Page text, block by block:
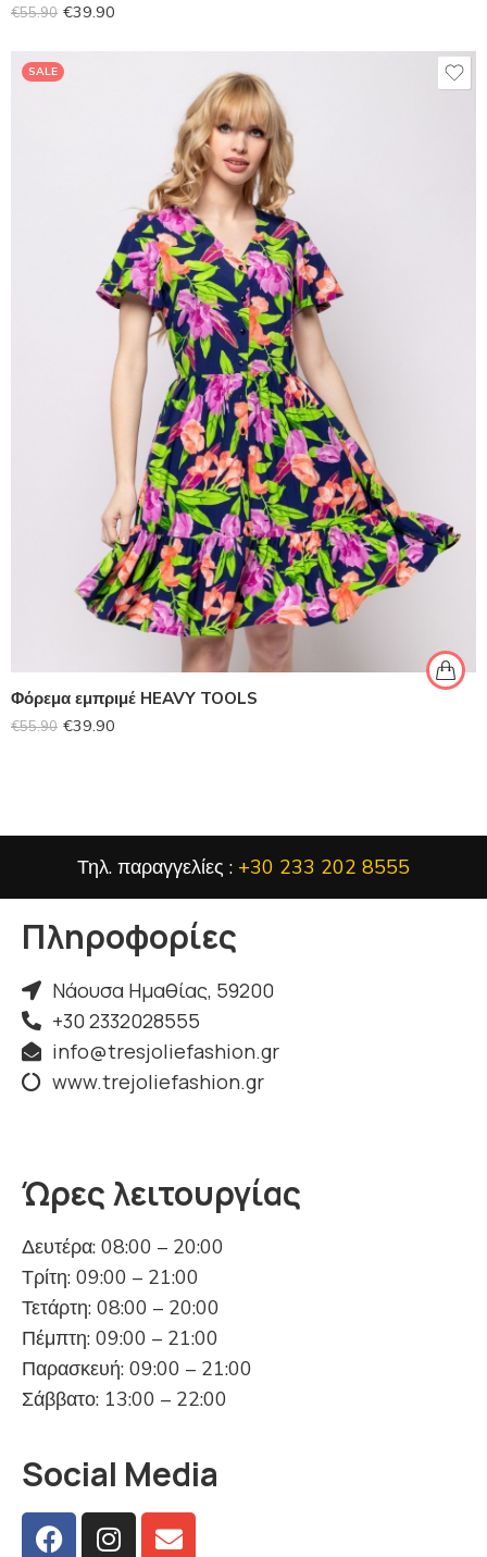
€55.90 €39.90
SALE
Φόρεμα εμπριμέ HEAVY TOOLS
€55.90 €39.90
Τηλ. παραγγελίες : +30 233 202 8555
Πληροφορίες
Νάουσα Ημαθίας, 59200
+30 2332028555
info@tresjoliefashion.gr
www.trejoliefashion.gr
Ώρες λειτουργίας
Δευτέρα: 08:00 – 20:00
Τρίτη: 09:00 – 21:00
Τετάρτη: 08:00 – 20:00
Πέμπτη: 09:00 – 21:00
Παρασκευή: 09:00 – 21:00
Σάββατο: 13:00 – 22:00
Social Media